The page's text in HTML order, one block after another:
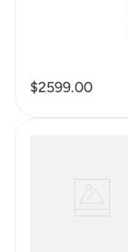
$2599.00